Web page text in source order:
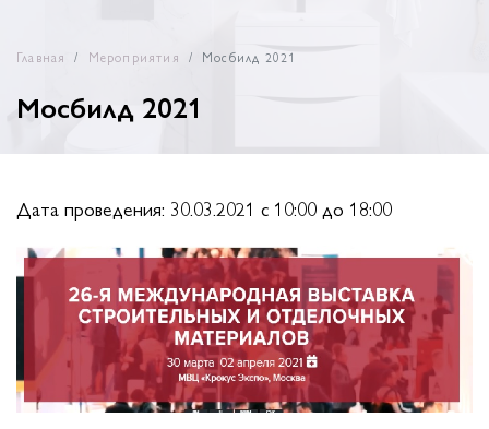
Главная Мероприятия Мосбилд 2021
Мосбилд 2021
Дата проведения: 30.03.2021 c 10:00 до 18:00